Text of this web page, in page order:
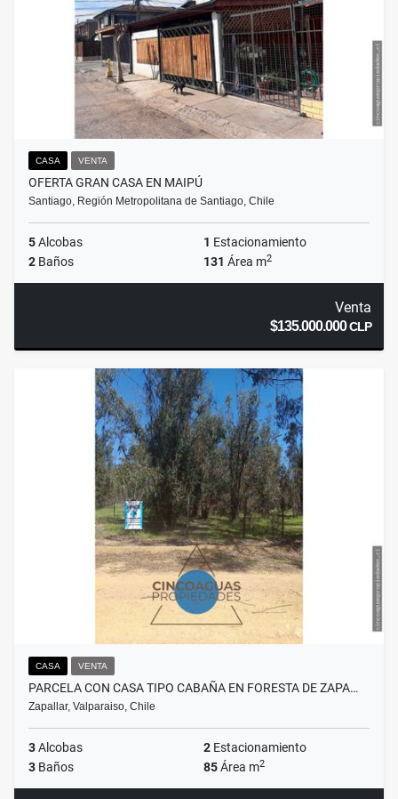
CASA VENTA
OFERTA GRAN CASA EN MAIPÚ
Santiago, Región Metropolitana de Santiago, Chile
5Alcobas 1 Estacionamiento
2 Baños 131 Área m2
Venta
$135.000.000CLP
CASA VENTA
PARCELA CON CASA TIPO CABAÑA EN FORESTA DE ZAPA…
Zapallar, Valparaiso, Chile
3Alcobas 2 Estacionamiento
3 Baños 85Área m2